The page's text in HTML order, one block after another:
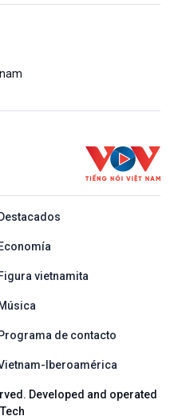
ban nha
Destacados
Economía
Figura vietnamita
Música
Programa de contacto
Iberoamérica
Developed and operated